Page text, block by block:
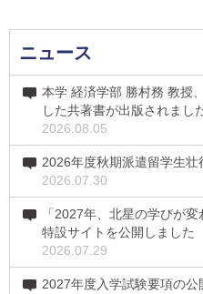
ニュース
本学 経済学部 勝村務 教授
した共著書が出版されまし
2026.08.05
2026年度秋期派遣留学生壮
2026.07.30
「2027年、北星の学びが
特設サイトを公開しました
2026.07.29
2027年度入学試験要項の公